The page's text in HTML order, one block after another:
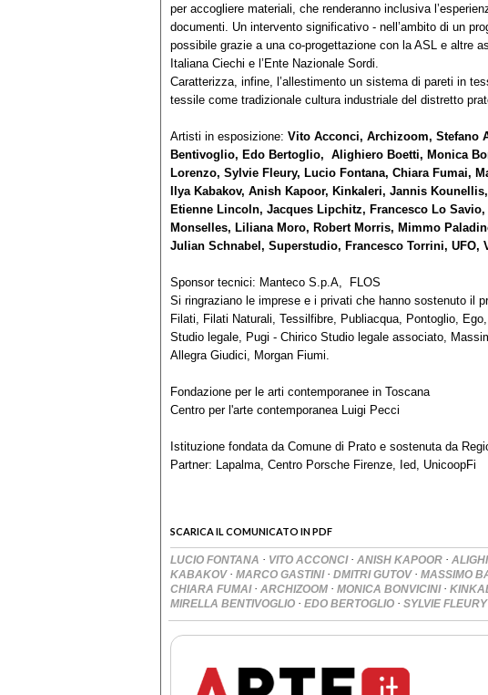
per accogliere materiali, che renderanno inclusiva
documenti. Un intervento significativo - nell’ambito di un
possibile grazie a una co-progettazione con la ASL e altre
Italiana Ciechi e l’Ente Nazionale Sordi.
Caratterizza, infine, l’allestimento un sistema di pareti in
tessile come tradizionale cultura industriale del distretto
Artisti in esposizione: Vito Acconci, Archizoom, Stefano
Bentivoglio, Edo Bertoglio, Alighiero Boetti, Monica
Lorenzo, Sylvie Fleury, Lucio Fontana, Chiara Fumai,
Ilya Kabakov, Anish Kapoor, Kinkaleri, Jannis
Etienne Lincoln, Jacques Lipchitz, Francesco Lo
Monselles, Liliana Moro, Robert Morris, Mimmo
Julian Schnabel, Superstudio, Francesco Torrini, UFO,
Sponsor tecnici: Manteco S.p.A, FLOS
Si ringraziano le imprese e i privati che hanno sostenuto il
Filati, Filati Naturali, Tessilfibre, Publiacqua, Pontoglio,
Studio legale, Pugi - Chirico Studio legale associato,
Allegra Giudici, Morgan Fiumi.
Fondazione per le arti contemporanee in Toscana
Centro per l'arte contemporanea Luigi Pecci
Istituzione fondata da Comune di Prato e sostenuta da
Partner: Lapalma, Centro Porsche Firenze, Ied, UnicoopFi
SCARICA IL COMUNICATO IN PDF
LUCIO FONTANA · VITO ACCONCI · ANISH KAPOOR ·
KABAKOV · MARCO GASTINI · DMITRI GUTOV · MASSIMO
CHIARA FUMAI · ARCHIZOOM · MONICA BONVICINI ·
MIRELLA BENTIVOGLIO · EDO BERTOGLIO · SYLVIE FLEURY